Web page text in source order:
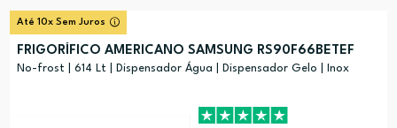
Até 10x Sem Juros
FRIGORÍFICO AMERICANO SAMSUNG RS90F66BETEF
No-frost | 614 Lt | Dispensador Água | Dispensador Gelo | Inox